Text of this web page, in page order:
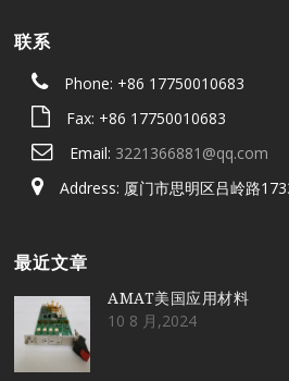
联系
Phone: +86 17750010683
Fax: +86 17750010683
Email: 3221366881@qq.com
Address: 厦门市思明区吕岭路
最近文章
AMAT美国应用材料
10 8 月,2024